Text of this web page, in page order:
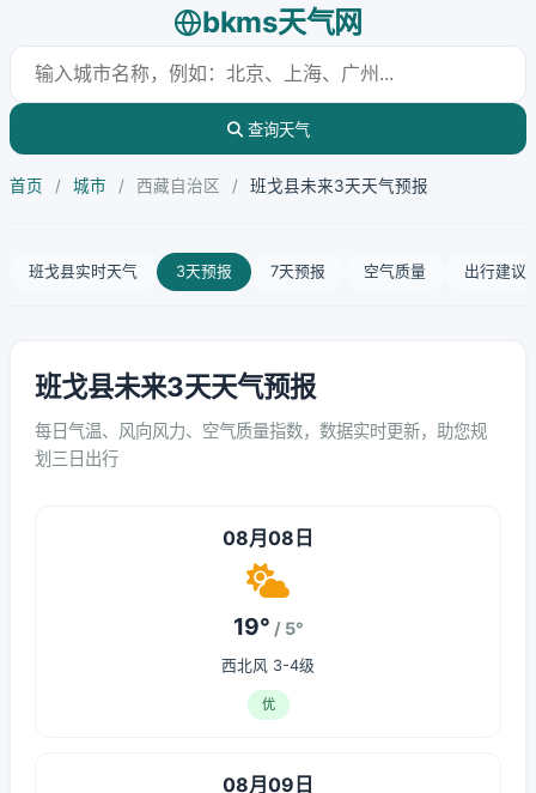
bkms天气网
查询天气
首页 / 城市 / 西藏自治区 / 班戈县未来3天天气预报
班戈县实时天气 3天预报 7天预报 空气质量 出行建议
班戈县未来3天天气预报
每日气温、风向风力、空气质量指数，数据实时更新，助您规
划三日出行
08月08日
19° / 5°
西北风 3-4级
优
08月09日